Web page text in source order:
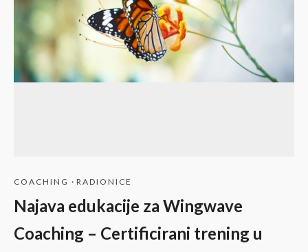
COACHING · RADIONICE
Najava edukacije za Wingwave
Coaching – Certificirani trening u